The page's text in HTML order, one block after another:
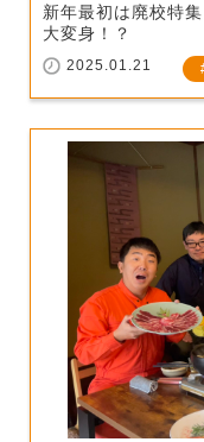
新年最初は廃校特
大変身！？
2025.01.21